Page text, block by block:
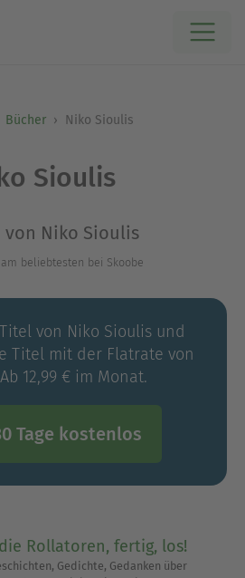
Bücher Niko Sioulis
Sioulis
von Niko Sioulis
beliebtesten bei Skoobe
von Niko Sioulis und
Titel mit der Flatrate von
12,99 € im Monat.
Tage kostenlos
Rollatoren, fertig, los!
Gedichte, Gedanken über